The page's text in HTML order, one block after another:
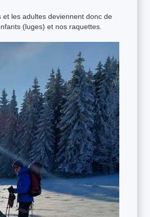
les adultes deviennent donc de
(luges) et nos raquettes.